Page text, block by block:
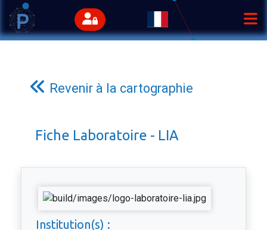
Revenir à la cartographie
Fiche Laboratoire - LIA
Institution(s) :